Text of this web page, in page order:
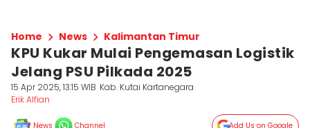
Home News Kalimantan Timur
KPU Kukar Mulai Pengemasan Logistik
Jelang PSU Pilkada 2025
15 Apr 2025, 13:15 WIB Kab. Kutai Kartanegara
Erik Alfian
News Channel Add Us on Google